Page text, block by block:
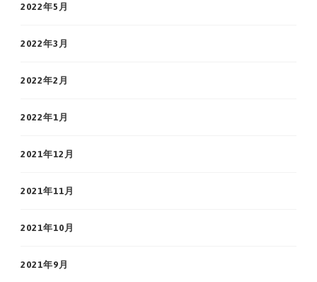
2022年5月
2022年3月
2022年2月
2022年1月
2021年12月
2021年11月
2021年10月
2021年9月